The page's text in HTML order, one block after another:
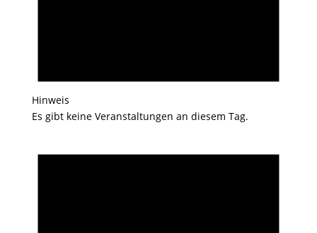
Hinweis
Es gibt keine Veranstaltungen an diesem Tag.